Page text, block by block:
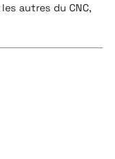
autres du CNC,